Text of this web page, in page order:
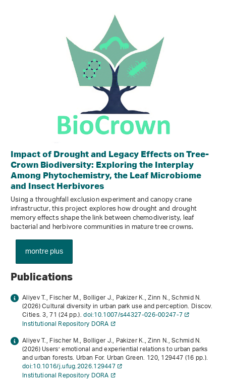
Impact of Drought and Legacy Effects on Tree-
Crown Biodiversity: Exploring the Interplay
Among Phytochemistry, the Leaf Microbiome
and Insect Herbivores
Using a throughfall exclusion experiment and canopy crane
infrastructur, this project explores how drought and drought
memory effects shape the link between chemodiveristy, leaf
bacterial and herbivore communities in mature tree crowns.
montre plus
Publications
Aliyev T., Fischer M., Bolliger J., Pakizer K., Zinn N., Schmid N.
(2026) Cultural diversity in urban park use and perception. Discov.
Cities.3, 71 (24 pp.).doi:10.1007/s44327-026-00247-7
Institutional Repository DORA
Aliyev T., Fischer M., Bolliger J., Pakizer K., Zinn N., Schmid N.
(2026) Users’ emotional and experiential relations to urban parks
and urban forests. Urban For. Urban Green. 120, 129447 (16 pp.).
doi:10.1016/j.ufug.2026.129447
Institutional Repository DORA